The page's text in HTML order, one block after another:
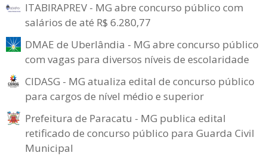
ITABIRAPREV - MG abre concurso público com
salários de até R$ 6.280,77
DMAE de Uberlândia - MG abre concurso público
com vagas para diversos níveis de escolaridade
CIDASG - MG atualiza edital de concurso público
para cargos de nível médio e superior
Prefeitura de Paracatu - MG publica edital
retificado de concurso público para Guarda Civil
Municipal